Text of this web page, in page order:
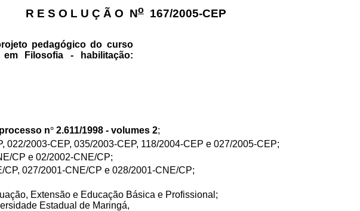
R E S O L U Ç Ã O No 167/2005-CEP
pedagógico do curso
Filosofia - habilitação:
processo n° 2.611/1998 - volumes 2;
022/2003-CEP, 035/2003-CEP, 118/2004-CEP e 027/2005-CEP;
CP e 02/2002-CNE/CP;
CP, 027/2001-CNE/CP e 028/2001-CNE/CP;
Extensão e Educação Básica e Profissional;
Estadual de Maringá,